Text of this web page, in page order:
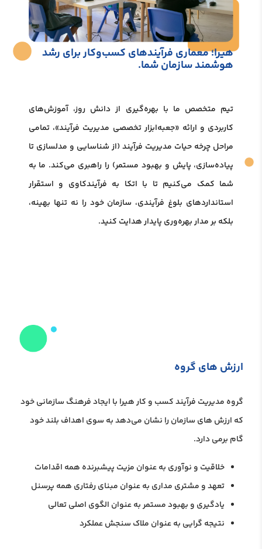
هیرا؛ معماری فرآیندهای کسب‌وکار برای رشد
هوشمند سازمان شما.
تیم متخصص ما با بهره‌گیری از دانش روز، آموزش‌های
کاربردی و ارائه «جعبه‌ابزار تخصصی مدیریت فرآیند»، تمامی
مراحل چرخه حیات مدیریت فرآیند (از شناسایی و مدلسازی تا
پیاده‌سازی، پایش و بهبود مستمر) را راهبری می‌کند. ما به
شما کمک می‌کنیم تا با اتکا به فرآیندکاوی و استقرار
استانداردهای بلوغ فرآیندی، سازمان خود را نه تنها بهینه،
بلکه بر مدار بهره‌وری پایدار هدایت کنید.
ارزش های گروه
گروه مدیریت فرآیند کسب و کار هیرا با ایجاد فرهنگ سازمانی خود
که ارزش های سازمان را نشان می‌دهد به سوی اهداف بلند خود
گام برمی‌ دارد.
خلاقیت و نوآوری به عنوان مزیت پیشبرنده همه اقدامات
تعهد و مشتری مداری به عنوان مبنای رفتاری همه پرسنل
یادگیری و بهبود مستمر به عنوان الگوی اصلی تعالی
نتیجه گرایی به عنوان ملاک سنجش عملکرد